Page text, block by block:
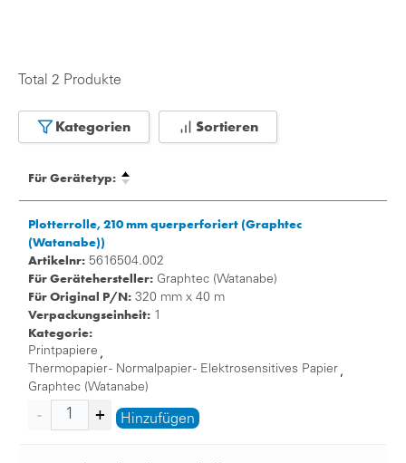
Total 2 Produkte
Kategorien Sortieren
Für Gerätetyp:
Plotterrolle, 210 mm querperforiert (Graphtec
(Watanabe))
Artikelnr: 5616504.002
Für Gerätehersteller: Graphtec (Watanabe)
Für Original P/N: 320 mm x 40 m
Verpackungseinheit: 1
Kategorie:
Printpapiere ,
Thermopapier - Normalpapier - Elektrosensitives Papier ,
Graphtec (Watanabe)
Hinzufügen